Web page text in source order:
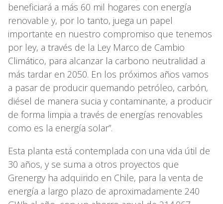
beneficiará a más 60 mil hogares con energía
renovable y, por lo tanto, juega un papel
importante en nuestro compromiso que tenemos
por ley, a través de la Ley Marco de Cambio
Climático, para alcanzar la carbono neutralidad a
más tardar en 2050. En los próximos años vamos
a pasar de producir quemando petróleo, carbón,
diésel de manera sucia y contaminante, a producir
de forma limpia a través de energías renovables
como es la energía solar”.
Esta planta está contemplada con una vida útil de
30 años, y se suma a otros proyectos que
Grenergy ha adquirido en Chile, para la venta de
energía a largo plazo de aproximadamente 240